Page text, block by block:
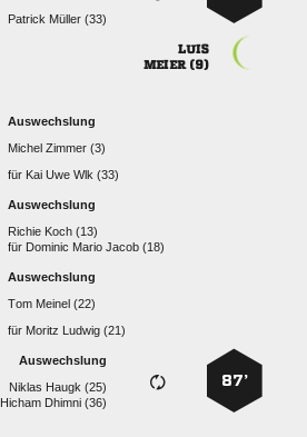
  

 
Auswechslung
  
für    
Auswechslung
  
für    
Auswechslung
  
für   
87’
Auswechslung
  
  